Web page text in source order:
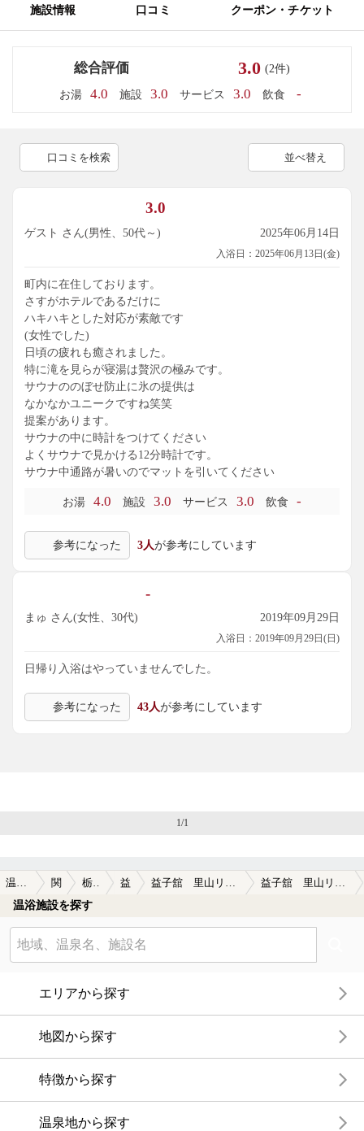
施設情報 口コミ クーポン・チケット
総合評価 3.0 (2件)
お湯 4.0 施設 3.0 サービス 3.0 飲食 -
口コミを検索 並べ替え
3.0
ゲスト さん(男性、50代～) 2025年06月14日
入浴日：2025年06月13日(金)
町内に在住しております。
さすがホテルであるだけに
ハキハキとした対応が素敵です
(女性でした)
日頃の疲れも癒されました。
特に滝を見らが寝湯は贅沢の極みです。
サウナののぼせ防止に氷の提供は
なかなかユニークですね笑笑
提案があります。
サウナの中に時計をつけてください
よくサウナで見かける12分時計です。
サウナ中通路が暑いのでマットを引いてください
お湯 4.0 施設 3.0 サービス 3.0 飲食 -
参考になった 3人が参考にしています
-
まゅ さん(女性、30代) 2019年09月29日
入浴日：2019年09月29日(日)
日帰り入浴はやっていませんでした。
参考になった 43人が参考にしています
1/1
温泉TOP 栃木県 益子舘 里山リゾートホテル 益子舘 里山リゾートホテルの口コミ一覧
温浴施設を探す
エリアから探す
地図から探す
特徴から探す
温泉地から探す